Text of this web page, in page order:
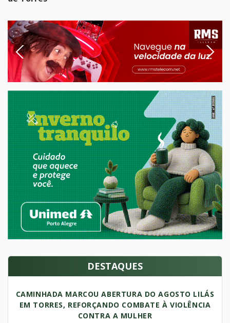
Previous Next
DESTAQUES
CAMINHADA MARCOU ABERTURA DO AGOSTO LILÁS
EM TORRES, REFORÇANDO COMBATE À VIOLÊNCIA
CONTRA A MULHER